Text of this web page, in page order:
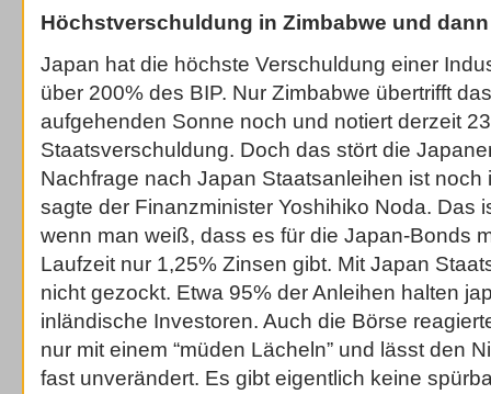
Höchstverschuldung in Zimbabwe und
Japan hat die höchste Verschuldung einer
über 200% des BIP. Nur Zimbabwe übertrifft
aufgehenden Sonne noch und notiert derzeit
Staatsverschuldung. Doch das stört die
Nachfrage nach Japan Staatsanleihen ist noch
sagte der Finanzminister Yoshihiko Noda. Das
wenn man weiß, dass es für die Japan-Bonds
Laufzeit nur 1,25% Zinsen gibt. Mit Japan
nicht gezockt. Etwa 95% der Anleihen halten
inländische Investoren. Auch die Börse
nur mit einem “müden Lächeln” und lässt den
fast unverändert. Es gibt eigentlich keine